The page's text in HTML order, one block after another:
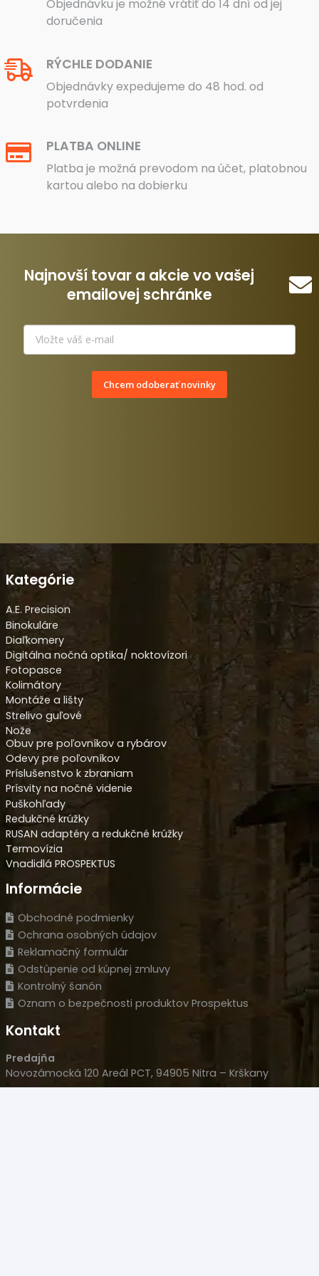
Objednávku je možné vrátiť do 14 dní od jej
doručenia
RÝCHLE DODANIE
Objednávky expedujeme do 48 hod. od
potvrdenia
PLATBA ONLINE
Platba je možná prevodom na účet, platobnou
kartou alebo na dobierku
Najnovší tovar a akcie vo vašej
emailovej schránke
Chcem odoberať novinky
Kategórie
A.E. Precision
Binokuláre
Diaľkomery
Digitálna nočná optika/ noktovízori
Fotopasce
Kolimátory
Montáže a lišty
Strelivo guľové
Nože
Obuv pre poľovníkov a rybárov
Odevy pre poľovníkov
Príslušenstvo k zbraniam
Prísvity na nočné videnie
Puškohľady
Redukčné krúžky
RUSAN adaptéry a redukčné krúžky
Termovízia
Vnadidlá PROSPEKTUS
Informácie
Obchodné podmienky
Ochrana osobných údajov
Reklamačný formulár
Odstúpenie od kúpnej zmluvy
Kontrolný šanón
Oznam o bezpečnosti produktov Prospektus
Kontakt
Predajňa
Novozámocká 120 Areál PCT, 94905 Nitra – Krškany